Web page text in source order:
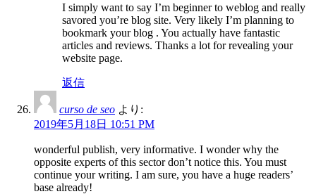
I simply want to say I’m beginner to weblog and really
savored you’re blog site. Very likely I’m planning to
bookmark your blog . You actually have fantastic
articles and reviews. Thanks a lot for revealing your
website page.
返信
curso de seo より:
2019年5月18日 10:51 PM
wonderful publish, very informative. I wonder why the
opposite experts of this sector don’t notice this. You must
continue your writing. I am sure, you have a huge readers’
base already!